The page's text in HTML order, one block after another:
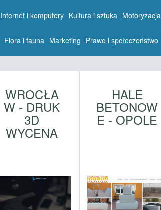
Internet i komputery Kultura i sztuka Motoryzacja
Flora i fauna Marketing Prawo i społeczeństwo
WROCŁA
W - DRUK
3D
WYCENA
HALE
BETONOW
E - OPOLE